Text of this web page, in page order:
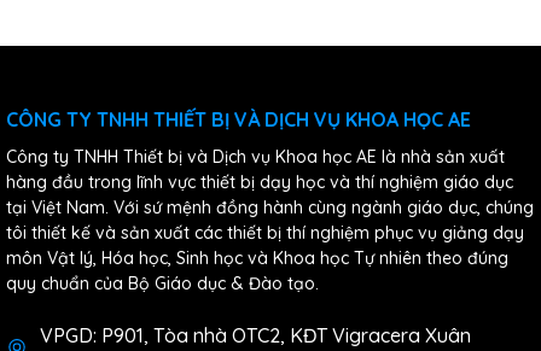
CÔNG TY TNHH THIẾT BỊ VÀ DỊCH VỤ KHOA HỌC AE
Công ty TNHH Thiết bị và Dịch vụ Khoa học AE là nhà sản xuất
hàng đầu trong lĩnh vực thiết bị dạy học và thí nghiệm giáo dục
tại Việt Nam. Với sứ mệnh đồng hành cùng ngành giáo dục, chúng
tôi thiết kế và sản xuất các thiết bị thí nghiệm phục vụ giảng dạy
môn Vật lý, Hóa học, Sinh học và Khoa học Tự nhiên theo đúng
quy chuẩn của Bộ Giáo dục & Đào tạo.
VPGD: P901, Tòa nhà OTC2, KĐT Vigracera Xuân